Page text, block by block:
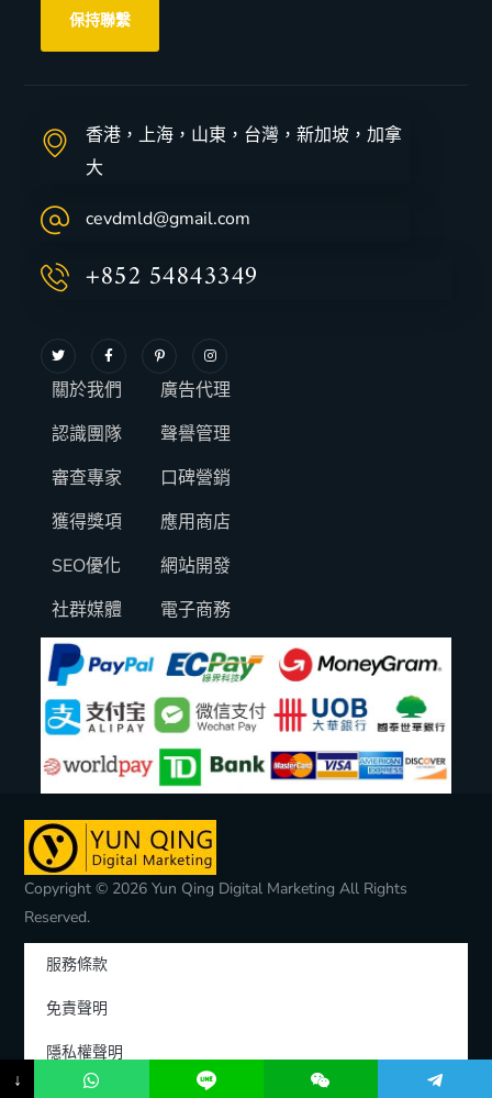
保持聯繫
香港，上海，山東，台灣，新加坡，加拿
大
cevdmld@gmail.com
+852 54843349
關於我們
認識團隊
審查專家
獲得獎項
SEO優化
社群媒體
廣告代理
聲譽管理
口碑營銷
應用商店
網站開發
電子商務
Copyright © 2026 Yun Qing Digital Marketing All Rights
Reserved.
服務條款
免責聲明
隱私權聲明
↓